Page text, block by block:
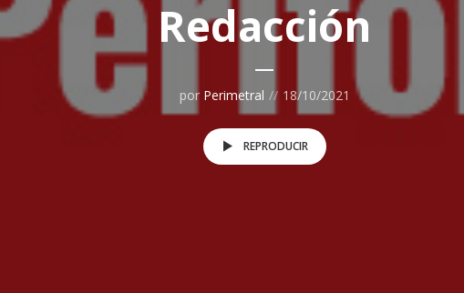
Redacción
por Perimetral 18/10/2021
REPRODUCIR